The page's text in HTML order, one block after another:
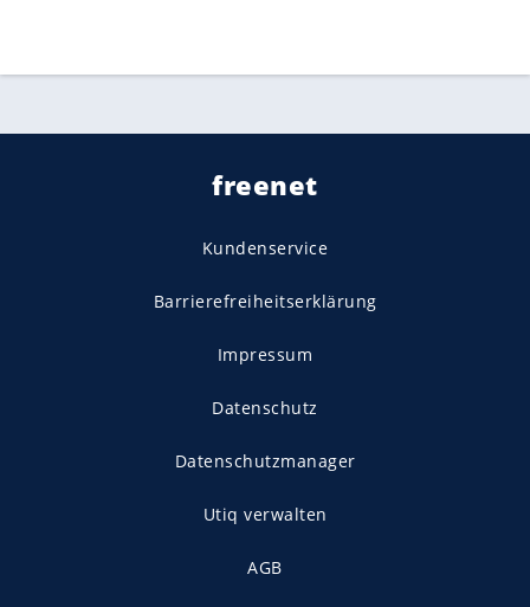
freenet
Kundenservice
Barrierefreiheitserklärung
Impressum
Datenschutz
Datenschutzmanager
Utiq verwalten
AGB